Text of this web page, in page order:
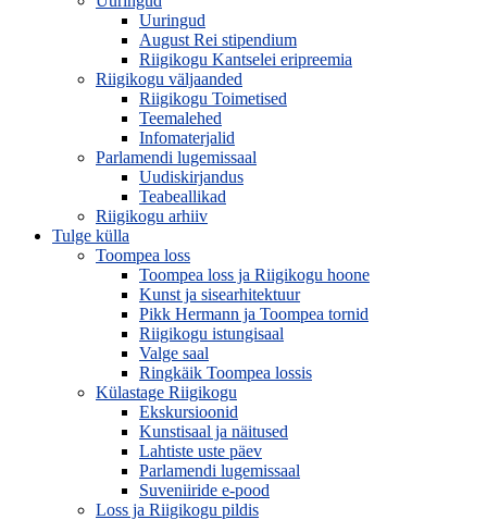
Uuringud
August Rei stipendium
Riigikogu Kantselei eripreemia
Riigikogu väljaanded
Riigikogu Toimetised
Teemalehed
Infomaterjalid
Parlamendi lugemissaal
Uudiskirjandus
Teabeallikad
Riigikogu arhiiv
Tulge külla
Toompea loss
Toompea loss ja Riigikogu hoone
Kunst ja sisearhitektuur
Pikk Hermann ja Toompea tornid
Riigikogu istungisaal
Valge saal
Ringkäik Toompea lossis
Külastage Riigikogu
Ekskursioonid
Kunstisaal ja näitused
Lahtiste uste päev
Parlamendi lugemissaal
Suveniiride e-pood
Loss ja Riigikogu pildis